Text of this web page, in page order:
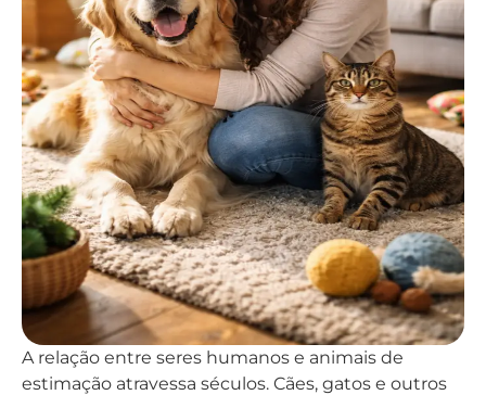
A relação entre seres humanos e animais de
estimação atravessa séculos. Cães, gatos e outros